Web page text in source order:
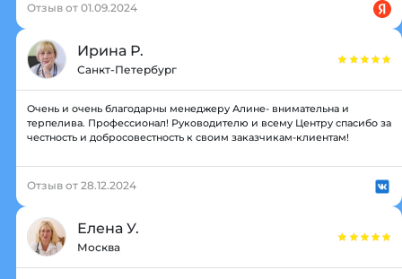
Отзыв от 01.09.2024
Ирина Р.
Санкт-Петербург
Очень и очень благодарны менеджеру Алине- внимательна и
терпелива. Профессионал! Руководителю и всему Центру спасибо за
честность и добросовестность к своим заказчикам-клиентам!
Отзыв от 28.12.2024
Елена У.
Москва